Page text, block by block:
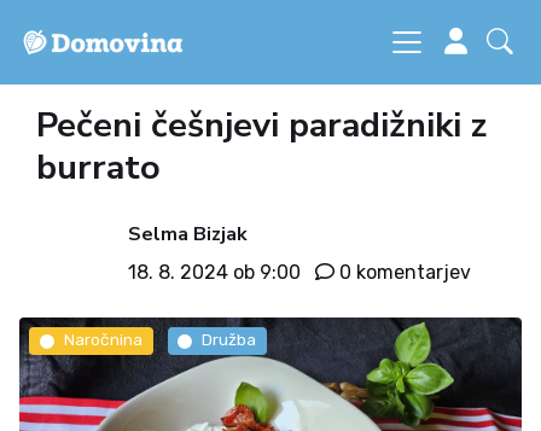
Pečeni češnjevi paradižniki z
burrato
Selma Bizjak
18. 8. 2024 ob 9:00 0 komentarjev
Naročnina Družba